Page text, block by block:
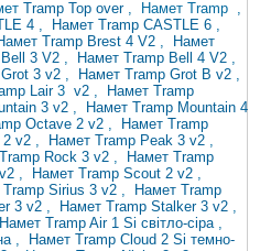
Tramp Top over , Намет Tramp ,
4 , Намет Tramp CASTLE 6 ,
Tramp Brest 4 V2 ,
Намет
3 V2 , Намет Tramp Bell 4 V2 ,
3 v2 , Намет Tramp Grot B v2 ,
Lair 3 v2 ,
Намет Tramp
3 v2 ,
Намет Tramp Mountain 4
Octave 2 v2 ,
Намет Tramp
2 v2 , Намет Tramp Peak 3 v2 ,
Rock 3 v2 ,
Намет Tramp
, Намет Tramp Scout 2 v2 ,
Tramp Sirius 3 v2 ,
Намет Tramp
3 v2 , Намет Tramp Stalker 3 v2 ,
Намет Tramp Air 1 Si світло-сіра ,
,
Намет Tramp Cloud 2 Si темно-